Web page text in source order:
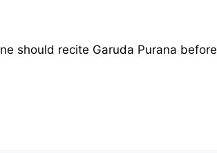
one should recite Garuda Purana before